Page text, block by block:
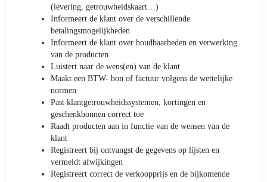
(levering, getrouwheidskaart…)
Informeert de klant over de verschillende
betalingsmogelijkheden
Informeert de klant over houdbaarheden en verwerking
van de producten
Luistert naar de wens(en) van de klant
Maakt een BTW- bon of factuur volgens de wettelijke
normen
Past klantgetrouwheidssystemen, kortingen en
geschenkbonnen correct toe
Raadt producten aan in functie van de wensen van de
klant
Registreert bij ontvangst de gegevens op lijsten en
vermeldt afwijkingen
Registreert correct de verkoopprijs en de bijkomende